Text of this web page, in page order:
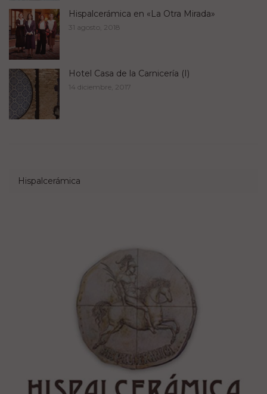
Hispalcerámica en «La Otra Mirada»
31 agosto, 2018
Hotel Casa de la Carnicería (I)
14 diciembre, 2017
Hispalcerámica